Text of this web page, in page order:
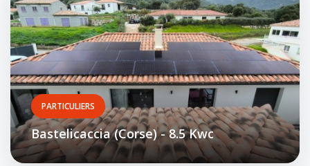
PARTICULIERS
Bastelicaccia (Corse) - 8.5 Kwc